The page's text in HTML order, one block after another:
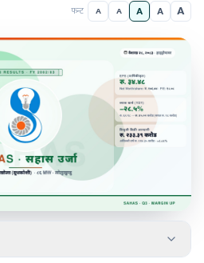
फन्ट A A A A A